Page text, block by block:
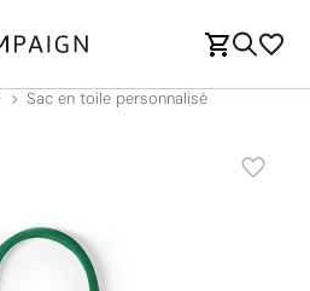
Sac en toile personnalisé